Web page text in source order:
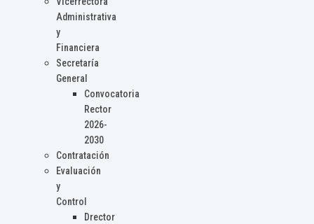
Administrativa
y
Financiera
Secretaría
General
Convocatoria
Rector
2026-
2030
Contratación
Evaluación
y
Control
Drector